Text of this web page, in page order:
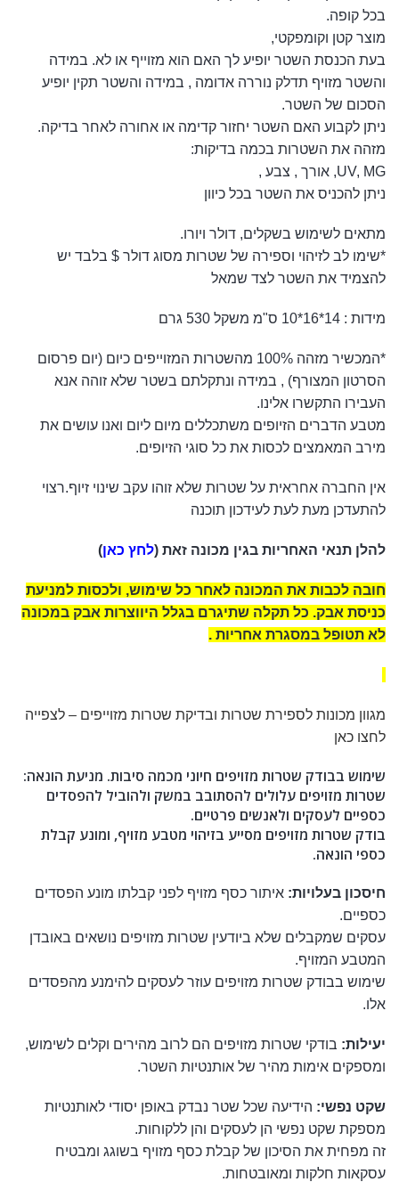
בכל קופה.
מוצר קטן וקומפקטי,
בעת הכנסת השטר יופיע לך האם הוא מזוייף או לא. במידה
והשטר מזויף תדלק נוררה אדומה , במידה והשטר תקין יופיע
הסכום של השטר.
ניתן לקבוע האם השטר יחזור קדימה או אחורה לאחר בדיקה.
מזהה את השטרות בכמה בדיקות:
UV, MG, אורך , צבע ,
ניתן להכניס את השטר בכל כיוון
מתאים לשימוש בשקלים, דולר ויורו.
*שימו לב לזיהוי וספירה של שטרות מסוג דולר $ בלבד יש
להצמיד את השטר לצד שמאל
מידות : 14*16*10 ס"מ משקל 530 גרם
*המכשיר מזהה 100% מהשטרות המזוייפים כיום (יום פרסום
הסרטון המצורף) , במידה ונתקלתם בשטר שלא זוהה אנא
העבירו התקשרו אלינו.
מטבע הדברים הזיופים משתכללים מיום ליום ואנו עושים את
מירב המאמצים לכסות את כל סוגי הזיופים.
אין החברה אחראית על שטרות שלא זוהו עקב שינוי זיוף.רצוי
להתעדכן מעת לעת לעידכון תוכנה
להלן תנאי האחריות בגין מכונה זאת (לחץ כאן)
חובה לכבות את המכונה לאחר כל שימוש, ולכסות למניעת
כניסת אבק. כל תקלה שתיגרם בגלל היווצרות אבק במכונה
לא תטופל במסגרת אחריות .
מגוון מכונות לספירת שטרות ובדיקת שטרות מזוייפים – לצפייה
לחצו כאן
שימוש בבודק שטרות מזויפים חיוני מכמה סיבות. מניעת הונאה:
שטרות מזויפים עלולים להסתובב במשק ולהוביל להפסדים
כספיים לעסקים ולאנשים פרטיים.
בודק שטרות מזויפים מסייע בזיהוי מטבע מזויף, ומונע קבלת
כספי הונאה.
חיסכון בעלויות: איתור כסף מזויף לפני קבלתו מונע הפסדים
כספיים.
עסקים שמקבלים שלא ביודעין שטרות מזויפים נושאים באובדן
המטבע המזויף.
שימוש בבודק שטרות מזויפים עוזר לעסקים להימנע מהפסדים
אלו.
יעילות: בודקי שטרות מזויפים הם לרוב מהירים וקלים לשימוש,
ומספקים אימות מהיר של אותנטיות השטר.
שקט נפשי: הידיעה שכל שטר נבדק באופן יסודי לאותנטיות
מספקת שקט נפשי הן לעסקים והן ללקוחות.
זה מפחית את הסיכון של קבלת כסף מזויף בשוגג ומבטיח
עסקאות חלקות ומאובטחות.